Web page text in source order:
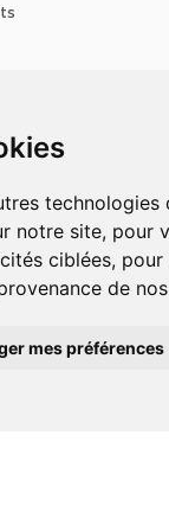
notre site, pour
ciblées,
de
mes préférences